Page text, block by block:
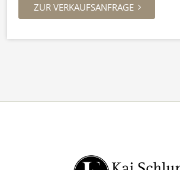
ZUR VERKAUFSANFRAGE